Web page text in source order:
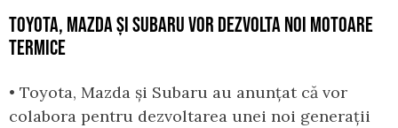
TOYOTA, MAZDA ȘI SUBARU VOR DEZVOLTA NOI MOTOARE
TERMICE
• Toyota, Mazda și Subaru au anunțat că vor
colabora pentru dezvoltarea unei noi generații